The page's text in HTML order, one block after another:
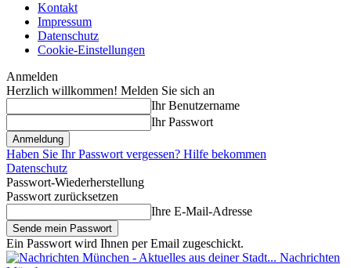
Kontakt
Impressum
Datenschutz
Cookie-Einstellungen
Anmelden
Herzlich willkommen! Melden Sie sich an
Ihr Benutzername
Ihr Passwort
Haben Sie Ihr Passwort vergessen? Hilfe bekommen
Datenschutz
Passwort-Wiederherstellung
Passwort zurücksetzen
Ihre E-Mail-Adresse
Ein Passwort wird Ihnen per Email zugeschickt.
Nachrichten